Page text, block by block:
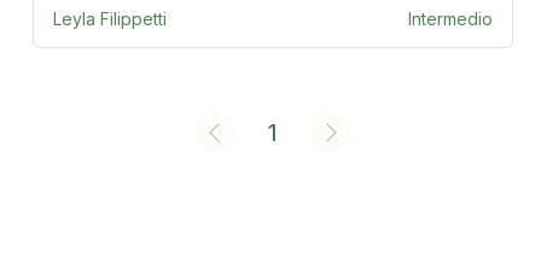
Leyla Filippetti Intermedio
1